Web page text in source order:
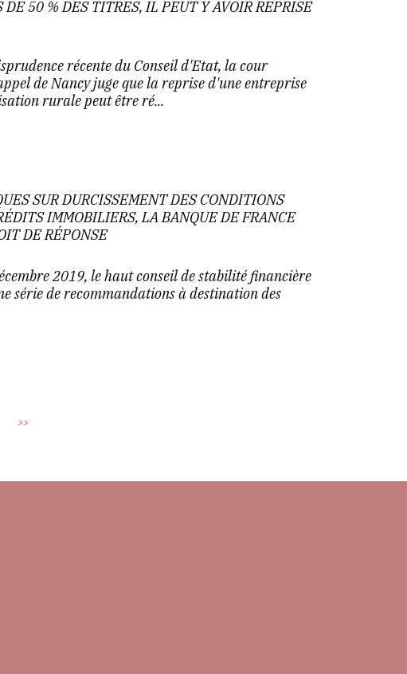
DE 50 % DES TITRES, IL PEUT Y AVOIR REPRISE
récente du Conseil d'Etat, la cour
de Nancy juge que la reprise d'une entreprise
rurale peut être ré...
SUR DURCISSEMENT DES CONDITIONS
IMMOBILIERS, LA BANQUE DE FRANCE
DE RÉPONSE
2019, le haut conseil de stabilité financière
série de recommandations à destination des
>>